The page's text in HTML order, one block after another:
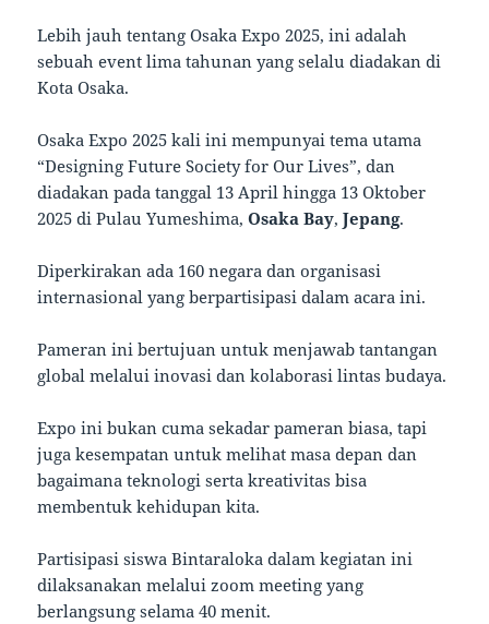
Lebih jauh tentang Osaka Expo 2025, ini adalah
sebuah event lima tahunan yang selalu diadakan di
Kota Osaka.
Osaka Expo 2025 kali ini mempunyai tema utama
“Designing Future Society for Our Lives”, dan
diadakan pada tanggal 13 April hingga 13 Oktober
2025 di Pulau Yumeshima,Osaka Bay,Jepang.
Diperkirakan ada 160 negara dan organisasi
internasional yang berpartisipasi dalam acara ini.
Pameran ini bertujuan untuk menjawab tantangan
global melalui inovasi dan kolaborasi lintas budaya.
Expo ini bukan cuma sekadar pameran biasa, tapi
juga kesempatan untuk melihat masa depan dan
bagaimana teknologi serta kreativitas bisa
membentuk kehidupan kita.
Partisipasi siswa Bintaraloka dalam kegiatan ini
dilaksanakan melalui zoom meeting yang
berlangsung selama 40 menit.